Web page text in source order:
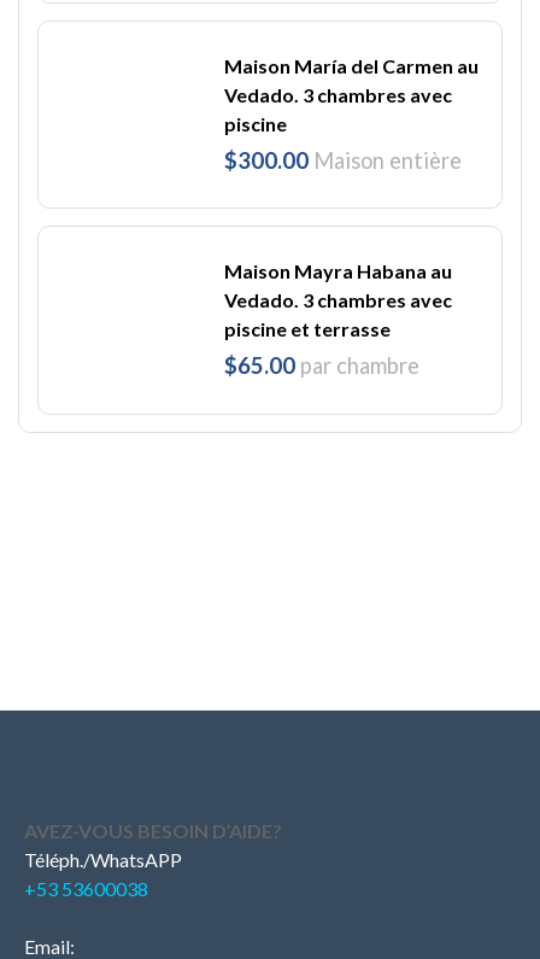
Maison María del Carmen au
Vedado. 3 chambres avec
piscine
$300.00 Maison entière
Maison Mayra Habana au
Vedado. 3 chambres avec
piscine et terrasse
$65.00 par chambre
AVEZ-VOUS BESOIN D’AIDE?
Téléph./WhatsAPP
+53 53600038
Email: